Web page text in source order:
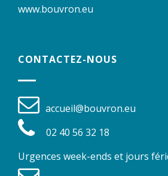
www.bouvron.eu
CONTACTEZ-NOUS
accueil@bouvron.eu
02 40 56 32 18
Urgences week-ends et jours